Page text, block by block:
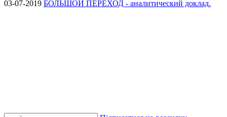
03-07-2019 БОЛЬШОЙ ПЕРЕХОД - аналитический доклад.